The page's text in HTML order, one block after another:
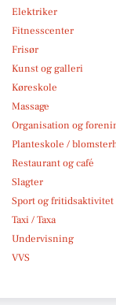
Elektriker
Fitnesscenter
Frisør
Kunst og galleri
Køreskole
Massage
Organisation og
Planteskole /
Restaurant og café
Slagter
Sport og fritidsaktivitet
Taxi / Taxa
Undervisning
VVS